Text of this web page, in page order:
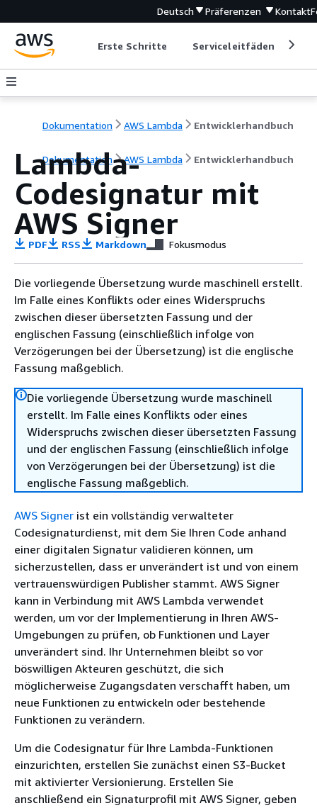
Deutsch Präferenzen Kontakt
Erste Schritte Serviceleitfäden
Dokumentation AWS Lambda Entwicklerhandbuch
Dokumentation AWS Lambda Entwicklerhandbuch
Lambda-
Codesignatur mit
AWS Signer
PDF RSS Markdown Fokusmodus
Die vorliegende Übersetzung wurde maschinell erstellt.
Im Falle eines Konflikts oder eines Widerspruchs
zwischen dieser übersetzten Fassung und der
englischen Fassung (einschließlich infolge von
Verzögerungen bei der Übersetzung) ist die englische
Fassung maßgeblich.
Die vorliegende Übersetzung wurde maschinell
erstellt. Im Falle eines Konflikts oder eines
Widerspruchs zwischen dieser übersetzten Fassung
und der englischen Fassung (einschließlich infolge
von Verzögerungen bei der Übersetzung) ist die
englische Fassung maßgeblich.
AWS Signer ist ein vollständig verwalteter
Codesignaturdienst, mit dem Sie Ihren Code anhand
einer digitalen Signatur validieren können, um
sicherzustellen, dass er unverändert ist und von einem
vertrauenswürdigen Publisher stammt. AWS Signer
kann in Verbindung mit AWS Lambda verwendet
werden, um vor der Implementierung in Ihren AWS-
Umgebungen zu prüfen, ob Funktionen und Layer
unverändert sind. Ihr Unternehmen bleibt so vor
böswilligen Akteuren geschützt, die sich
möglicherweise Zugangsdaten verschafft haben, um
neue Funktionen zu entwickeln oder bestehende
Funktionen zu verändern.
Um die Codesignatur für Ihre Lambda-Funktionen
einzurichten, erstellen Sie zunächst einen S3-Bucket
mit aktivierter Versionierung. Erstellen Sie
anschließend ein Signaturprofil mit AWS Signer, geben